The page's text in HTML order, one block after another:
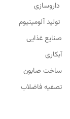
داروسازی
تولید آلومینیوم
صنایع غذایی
آبکاری
ساخت صابون
تصفیه فاضلاب